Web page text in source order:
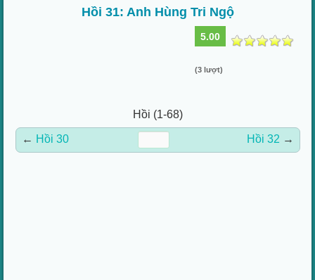
Hồi 31: Anh Hùng Tri Ngộ
5.00
(3 lượt)
Hồi (1-68)
← Hồi 30 Hồi 32 →